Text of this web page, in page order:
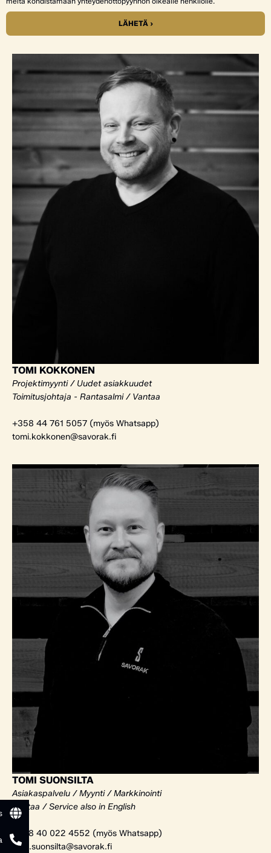
LÄHETÄ ›
TOMI KOKKONEN
Projektimyynti / Uudet asiakkuudet
Toimitusjohtaja - Rantasalmi / Vantaa
+358 44 761 5057 (myös Whatsapp)
tomi.kokkonen@savorak.fi
TOMI SUONSILTA
Asiakaspalvelu / Myynti / Markkinointi
Vantaa / Service also in English
+358 40 022 4552 (myös Whatsapp)
tomi.suonsilta@savorak.fi